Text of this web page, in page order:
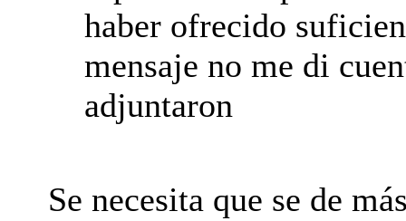
haber ofrecido
mensaje no me di
adjuntaron
Se necesita que se de